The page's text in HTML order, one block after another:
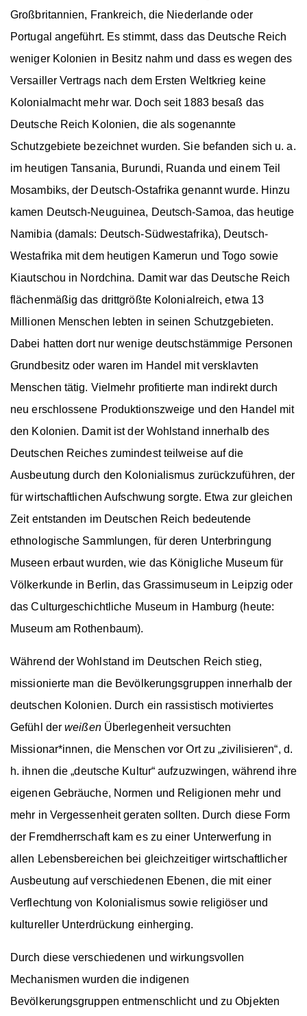
Großbritannien, Frankreich, die Niederlande oder
Portugal angeführt. Es stimmt, dass das Deutsche Reich
weniger Kolonien in Besitz nahm und dass es wegen des
Versailler Vertrags nach dem Ersten Weltkrieg keine
Kolonialmacht mehr war. Doch seit 1883 besaß das
Deutsche Reich Kolonien, die als sogenannte
Schutzgebiete bezeichnet wurden. Sie befanden sich u. a.
im heutigen Tansania, Burundi, Ruanda und einem Teil
Mosambiks, der Deutsch-Ostafrika genannt wurde. Hinzu
kamen Deutsch-Neuguinea, Deutsch-Samoa, das heutige
Namibia (damals: Deutsch-Südwestafrika), Deutsch-
Westafrika mit dem heutigen Kamerun und Togo sowie
Kiautschou in Nordchina. Damit war das Deutsche Reich
flächenmäßig das drittgrößte Kolonialreich, etwa 13
Millionen Menschen lebten in seinen Schutzgebieten.
Dabei hatten dort nur wenige deutschstämmige Personen
Grundbesitz oder waren im Handel mit versklavten
Menschen tätig. Vielmehr profitierte man indirekt durch
neu erschlossene Produktionszweige und den Handel mit
den Kolonien. Damit ist der Wohlstand innerhalb des
Deutschen Reiches zumindest teilweise auf die
Ausbeutung durch den Kolonialismus zurückzuführen, der
für wirtschaftlichen Aufschwung sorgte. Etwa zur gleichen
Zeit entstanden im Deutschen Reich bedeutende
ethnologische Sammlungen, für deren Unterbringung
Museen erbaut wurden, wie das Königliche Museum für
Völkerkunde in Berlin, das Grassimuseum in Leipzig oder
das Culturgeschichtliche Museum in Hamburg (heute:
Museum am Rothenbaum).
Während der Wohlstand im Deutschen Reich stieg,
missionierte man die Bevölkerungsgruppen innerhalb der
deutschen Kolonien. Durch ein rassistisch motiviertes
Gefühl derweißenÜberlegenheit versuchten
Missionar*innen, die Menschen vor Ort zu„zivilisieren“, d.
h. ihnen die„deutsche Kultur“ aufzuzwingen, während ihre
eigenen Gebräuche, Normen und Religionen mehr und
mehr in Vergessenheit geraten sollten. Durch diese Form
der Fremdherrschaft kam es zu einer Unterwerfung in
allen Lebensbereichen bei gleichzeitiger wirtschaftlicher
Ausbeutung auf verschiedenen Ebenen, die mit einer
Verflechtung von Kolonialismus sowie religiöser und
kultureller Unterdrückung einherging.
Durch diese verschiedenen und wirkungsvollen
Mechanismen wurden die indigenen
Bevölkerungsgruppen entmenschlicht und zu Objekten